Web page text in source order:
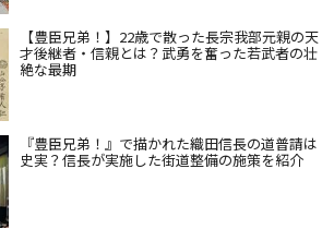
【豊臣兄弟！】22歳で散った長宗我部元親の天
才後継者・信親とは？武勇を奮った若武者の壮
絶な最期
『豊臣兄弟！』で描かれた織田信長の道普請は
史実？信長が実施した街道整備の施策を紹介